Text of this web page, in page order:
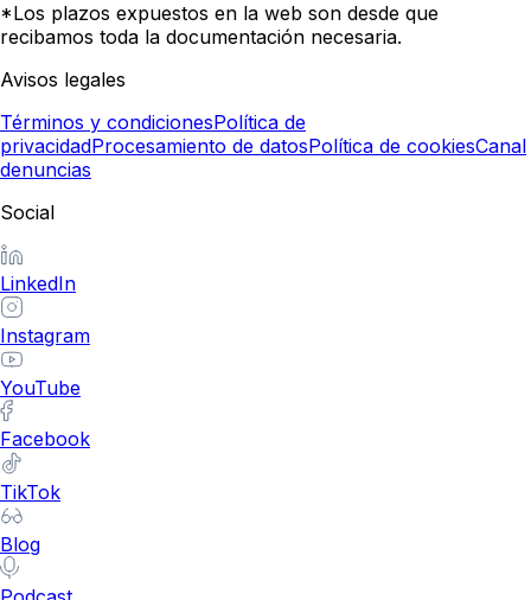
*Los plazos expuestos en la web son desde que
recibamos toda la documentación necesaria.
Avisos legales
Términos y condicionesPolítica de
privacidadProcesamiento de datosPolítica de cookiesCanal
denuncias
Social
LinkedIn
Instagram
YouTube
Facebook
TikTok
Blog